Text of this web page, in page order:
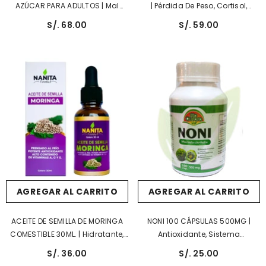
AZÚCAR PARA ADULTOS | Mal
Aliento, Energía, Digestión.
S/. 68.00
| Pérdida De Peso, Cortisol,
Antioxidante, Celulitis, Líbido.
S/. 59.00
AGREGAR AL CARRITO
ACEITE DE SEMILLA DE MORINGA
COMESTIBLE 30ML. | Hidratante,
Antiinflamatorio,
Antimicrobiano.
S/. 36.00
AGREGAR AL CARRITO
NONI 100 CÁPSULAS 500MG |
Antioxidante, Sistema
Inmunológico, Antiinflamatorio,
Presión Arterial, Dolor.
S/. 25.00